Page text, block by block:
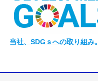
当社、SDGｓへの取り組み。